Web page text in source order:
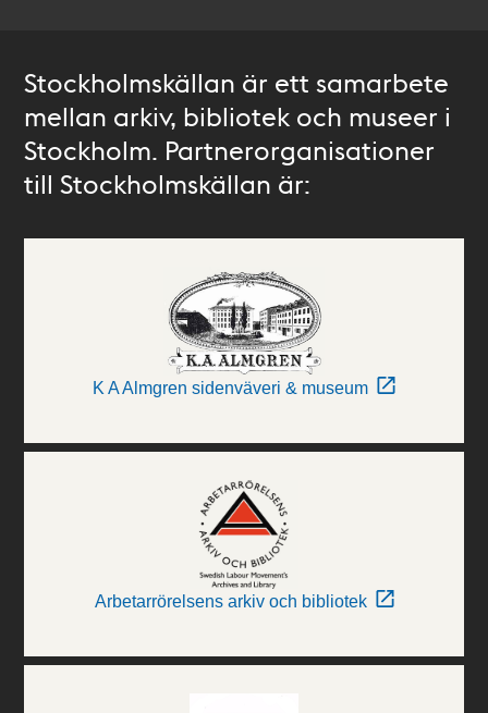
Stockholmskällan är ett samarbete
mellan arkiv, bibliotek och museer i
Stockholm. Partnerorganisationer
till Stockholmskällan är:
K A Almgren sidenväveri & museum
Arbetarrörelsens arkiv och bibliotek